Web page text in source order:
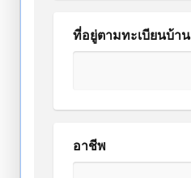
ที่อยู่ตามทะเบียนบ้าน
อาชีพ